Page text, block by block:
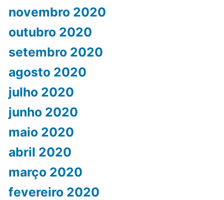
novembro 2020
outubro 2020
setembro 2020
agosto 2020
julho 2020
junho 2020
maio 2020
abril 2020
março 2020
fevereiro 2020